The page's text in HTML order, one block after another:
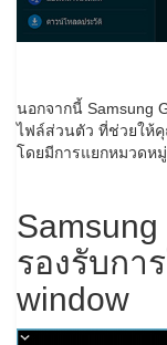
นอกจากนี้ Samsung
ไฟล์ส่วนตัว ที่ช่วยให้คุ
โดยมีการแยกหมวดห
Samsung
รองรับกา
window